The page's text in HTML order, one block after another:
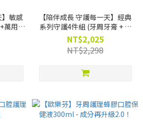
】敏感
萬用噴
-
牙刷)
【陪伴成長 守護每一天】經典
系列守護4件組 (牙周牙膏 + 萬
用噴劑 + 牙周口腔保健液
600ml*2)-限時88折(買就贈專
業護齦牙刷)
NT$2,025
NT$2,298